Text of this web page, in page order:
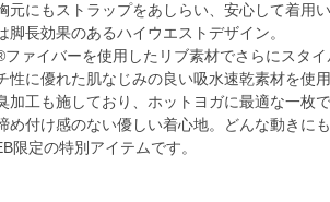
元にもストラップをあしらい、安心して着用い
脚長効果のあるハイウエストデザイン。
ァイバーを使用したリブ素材でさらにスタイ
性に優れた肌なじみの良い吸水速乾素材を使用
加工も施しており、ホットヨガに最適な一枚で
め付け感のない優しい着心地。どんな動きに
限定の特別アイテムです。